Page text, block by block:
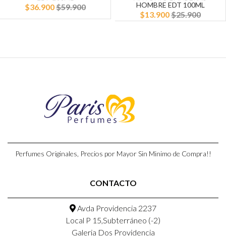
$36.900$59.900
HOMBRE EDT 100ML
$13.900$25.900
Perfumes Originales, Precios por Mayor Sin Minimo de Compra!!
CONTACTO
Avda Providencia 2237
Local P 15,Subterráneo (-2)
Galeria Dos Providencia